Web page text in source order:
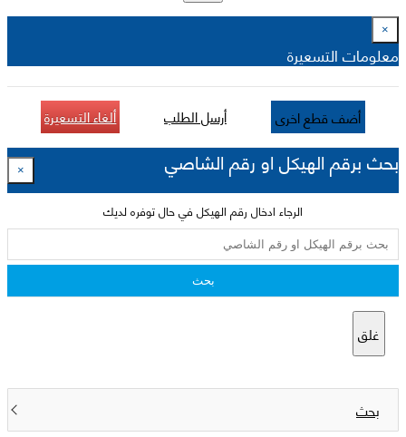
×
معلومات التسعيرة
أضف قطع اخرى أرسل الطلب ألغاء التسعيرة
بحث برقم الهيكل او رقم الشاصي ×
الرجاء ادخال رقم الهيكل في حال توفره لديك
بحث
غلق
بحث